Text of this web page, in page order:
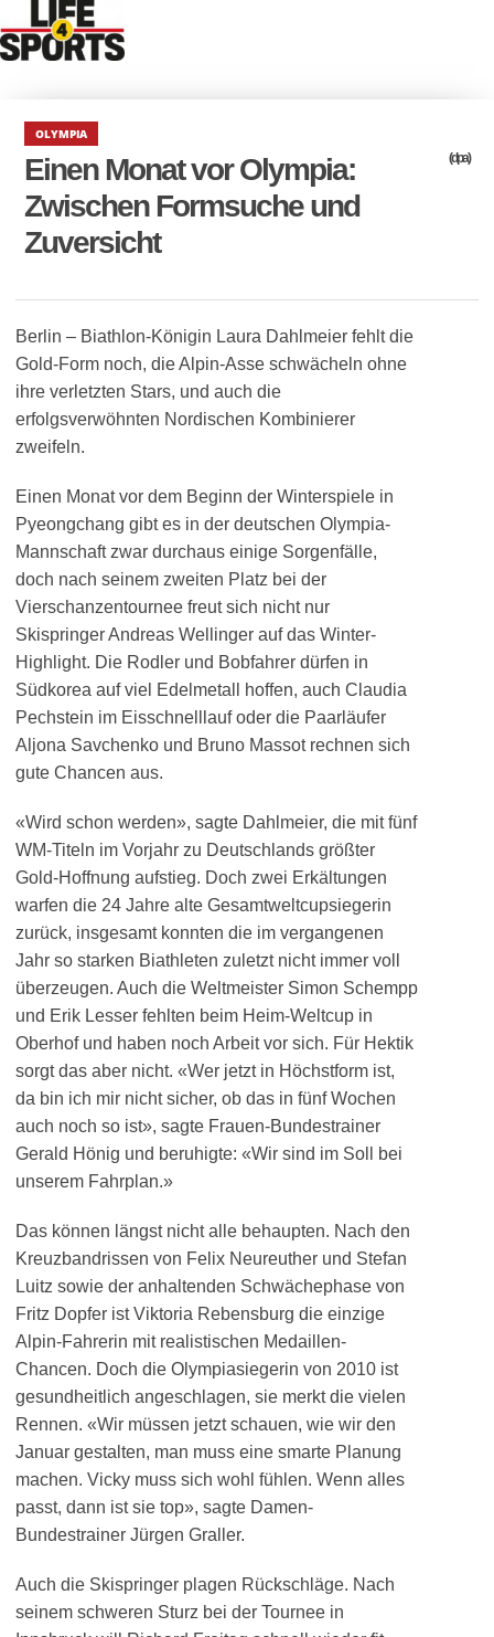
OLYMPIA
Einen Monat vor Olympia:
Zwischen Formsuche und
Zuversicht
(dpa)
Berlin – Biathlon-Königin Laura Dahlmeier fehlt die
Gold-Form noch, die Alpin-Asse schwächeln ohne
ihre verletzten Stars, und auch die
erfolgsverwöhnten Nordischen Kombinierer
zweifeln.
Einen Monat vor dem Beginn der Winterspiele in
Pyeongchang gibt es in der deutschen Olympia-
Mannschaft zwar durchaus einige Sorgenfälle,
doch nach seinem zweiten Platz bei der
Vierschanzentournee freut sich nicht nur
Skispringer Andreas Wellinger auf das Winter-
Highlight. Die Rodler und Bobfahrer dürfen in
Südkorea auf viel Edelmetall hoffen, auch Claudia
Pechstein im Eisschnelllauf oder die Paarläufer
Aljona Savchenko und Bruno Massot rechnen sich
gute Chancen aus.
«Wird schon werden», sagte Dahlmeier, die mit fünf
WM-Titeln im Vorjahr zu Deutschlands größter
Gold-Hoffnung aufstieg. Doch zwei Erkältungen
warfen die 24 Jahre alte Gesamtweltcupsiegerin
zurück, insgesamt konnten die im vergangenen
Jahr so starken Biathleten zuletzt nicht immer voll
überzeugen. Auch die Weltmeister Simon Schempp
und Erik Lesser fehlten beim Heim-Weltcup in
Oberhof und haben noch Arbeit vor sich. Für Hektik
sorgt das aber nicht. «Wer jetzt in Höchstform ist,
da bin ich mir nicht sicher, ob das in fünf Wochen
auch noch so ist», sagte Frauen-Bundestrainer
Gerald Hönig und beruhigte: «Wir sind im Soll bei
unserem Fahrplan.»
Das können längst nicht alle behaupten. Nach den
Kreuzbandrissen von Felix Neureuther und Stefan
Luitz sowie der anhaltenden Schwächephase von
Fritz Dopfer ist Viktoria Rebensburg die einzige
Alpin-Fahrerin mit realistischen Medaillen-
Chancen. Doch die Olympiasiegerin von 2010 ist
gesundheitlich angeschlagen, sie merkt die vielen
Rennen. «Wir müssen jetzt schauen, wie wir den
Januar gestalten, man muss eine smarte Planung
machen. Vicky muss sich wohl fühlen. Wenn alles
passt, dann ist sie top», sagte Damen-
Bundestrainer Jürgen Graller.
Auch die Skispringer plagen Rückschläge. Nach
seinem schweren Sturz bei der Tournee in